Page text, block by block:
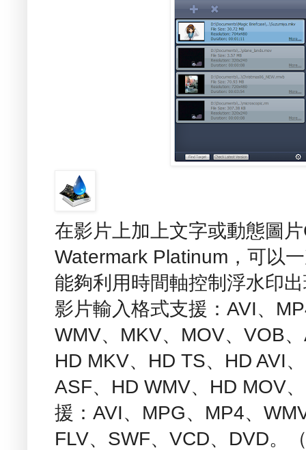
在影片上加上文字或動態圖
Watermark Platinum，可以
能夠利用時間軸控制浮水印
影片輸入格式支援：AVI、
WMV、MKV、MOV、VOB
HD MKV、HD TS、HD AVI
ASF、HD WMV、HD MOV
援：AVI、MPG、MP4、
FLV、SWF、VCD、DVD。